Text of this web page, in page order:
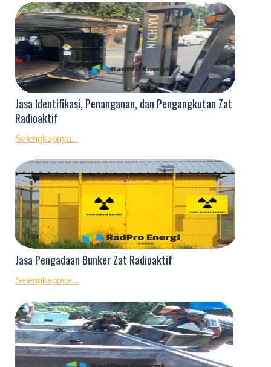
Jasa Identifikasi, Penanganan, dan Pengangkutan Zat
Radioaktif
Selengkapnya...
Jasa Pengadaan Bunker Zat Radioaktif
Selengkapnya...